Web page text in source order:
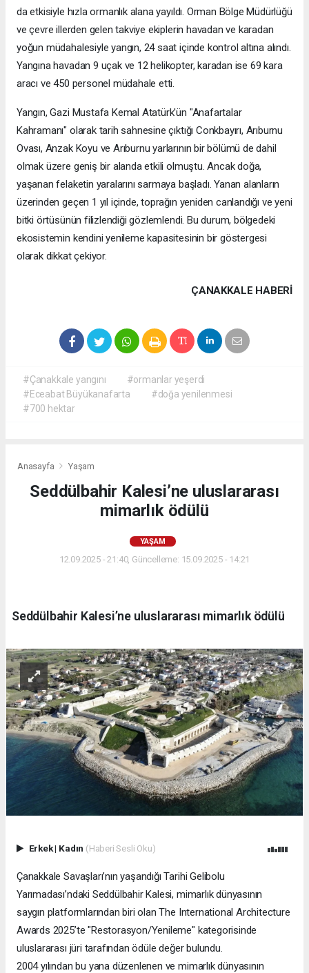
da etkisiyle hızla ormanlık alana yayıldı. Orman Bölge Müdürlüğü
ve çevre illerden gelen takviye ekiplerin havadan ve karadan
yoğun müdahalesiyle yangın, 24 saat içinde kontrol altına alındı.
Yangına havadan 9 uçak ve 12 helikopter, karadan ise 69 kara
aracı ve 450 personel müdahale etti.
Yangın, Gazi Mustafa Kemal Atatürk'ün "Anafartalar
Kahramanı" olarak tarih sahnesine çıktığı Conkbayırı, Arıburnu
Ovası, Anzak Koyu ve Arıburnu yarlarının bir bölümü de dahil
olmak üzere geniş bir alanda etkili olmuştu. Ancak doğa,
yaşanan felaketin yaralarını sarmaya başladı. Yanan alanların
üzerinden geçen 1 yıl içinde, toprağın yeniden canlandığı ve yeni
bitki örtüsünün filizlendiği gözlemlendi. Bu durum, bölgedeki
ekosistemin kendini yenileme kapasitesinin bir göstergesi
olarak dikkat çekiyor.
ÇANAKKALE HABERİ
#Çanakkale yangını
#ormanlar yeşerdi
#Eceabat Büyükanafarta
#doğa yenilenmesi
#700 hektar
Anasayfa Yaşam
Seddülbahir Kalesi’ne uluslararası
mimarlık ödülü
YAŞAM
12.09.2025 - 21:40, Güncelleme: 15.09.2025 - 14:21
Seddülbahir Kalesi’ne uluslararası mimarlık ödülü
Erkek| Kadın (Haberi Sesli Oku)
Çanakkale Savaşları’nın yaşandığı Tarihi Gelibolu
Yarımadası’ndaki Seddülbahir Kalesi, mimarlık dünyasının
saygın platformlarından biri olan The International Architecture
Awards 2025’te "Restorasyon/Yenileme" kategorisinde
uluslararası jüri tarafından ödüle değer bulundu.
2004 yılından bu yana düzenlenen ve mimarlık dünyasının